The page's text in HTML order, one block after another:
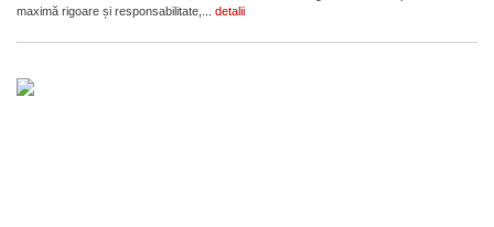
maximă rigoare și responsabilitate,... detalii